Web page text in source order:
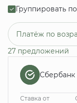
Группировать
Платёж по
27 предложений
Сбербанк
Ставка от